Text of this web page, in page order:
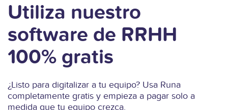
Utiliza nuestro
software de RRHH
100% gratis
¿Listo para digitalizar a tu equipo? Usa Runa
completamente gratis y empieza a pagar solo a
medida que tu equipo crezca.